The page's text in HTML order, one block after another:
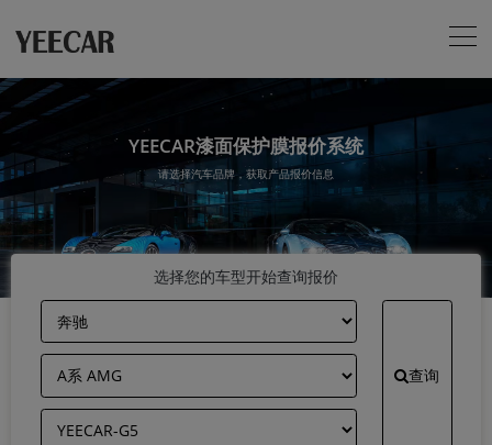
YEECAR漆面保护膜报价系统
请选择汽车品牌，获取产品报价信息
选择您的车型开始查询报价
查询